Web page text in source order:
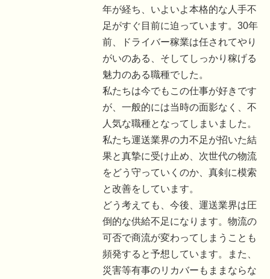
年が経ち、いよいよ本格的な人手不
足がすぐ目前に迫っています。30年
前、ドライバー稼業は任されてやり
がいのある、そしてしっかり稼げる
魅力のある職種でした。
私たちは今でもこの仕事が好きです
が、一般的には当時の面影なく、不
人気な職種となってしまいました。
私たち運送業界の力不足が招いた結
果と真摯に受け止め、次世代の物流
をどう守っていくのか、真剣に模索
と改善をしています。
どう考えても、今後、運送業界は圧
倒的な供給不足になります。物流の
可否で商流が変わってしまうことも
頻発すると予想しています。また、
災害等有事のリカバーもままならな